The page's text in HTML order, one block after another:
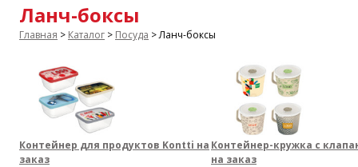
Ланч-боксы
Главная > Каталог > Посуда > Ланч-боксы
Контейнер для продуктов Kontti на
заказ
Контейнер-кружка с
на заказ